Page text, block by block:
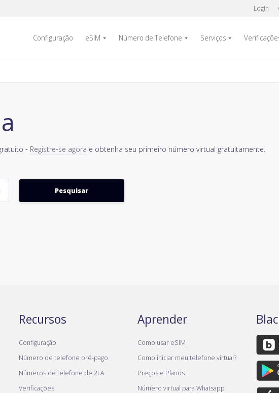
Login
Configuração eSIM Número de Telefone Serviços
- Registre-se agora e obtenha seu primeiro número virtual gratuitamente.
Recursos
Configuração
Número de telefone pré-pago
Números de telefone de 2FA
Verificações
Aprender
Como usar eSIM
Como iniciar meu telefone virtual?
Preços e Planos
Número virtual para Whatsapp